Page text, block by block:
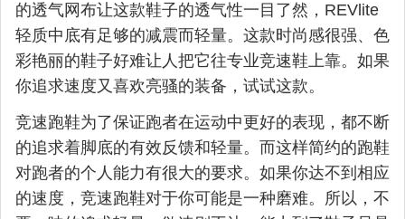
的透气网布让这款鞋子的透气性一目了然，REVlite
轻质中底有足够的减震而轻量。这款时尚感很强、色
彩艳丽的鞋子好难让人把它往专业竞速鞋上靠。如果
你追求速度又喜欢亮骚的装备，试试这款。
竞速跑鞋为了保证跑者在运动中更好的表现，都不断
的追求着脚底的有效反馈和轻量。而这样简约的跑鞋
对跑者的个人能力有很大的要求。如果你达不到相应
的速度，竞速跑鞋对于你可能是一种磨难。所以，不